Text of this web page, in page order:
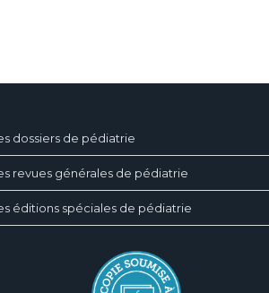
dossiers de pédiatrie
revues générales de pédiatrie
éditions spéciales de pédiatrie